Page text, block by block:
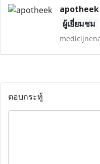
apotheek
ผู้เยี่ยมชม
ตอบกระทู้